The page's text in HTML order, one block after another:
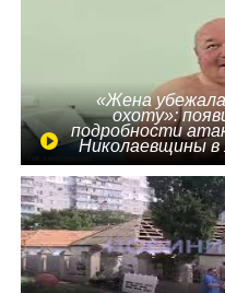
«Жена
охоту»:
подробности
Николаевщины в